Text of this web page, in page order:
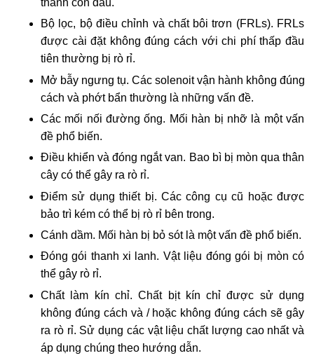
thành con dấu.
Bộ lọc, bộ điều chỉnh và chất bôi trơn (FRLs). FRLs
được cài đặt không đúng cách với chi phí thấp đầu
tiên thường bị rò rỉ.
Mở bẫy ngưng tụ. Các solenoit vận hành không đúng
cách và phớt bẩn thường là những vấn đề.
Các mối nối đường ống. Mối hàn bị nhỡ là một vấn
đề phổ biến.
Điều khiển và đóng ngắt van. Bao bì bị mòn qua thân
cây có thể gây ra rò rỉ.
Điểm sử dụng thiết bị. Các công cụ cũ hoặc được
bảo trì kém có thể bị rò rỉ bên trong.
Cánh dầm. Mối hàn bị bỏ sót là một vấn đề phổ biến.
Đóng gói thanh xi lanh. Vật liệu đóng gói bị mòn có
thể gây rò rỉ.
Chất làm kín chỉ. Chất bịt kín chỉ được sử dụng
không đúng cách và / hoặc không đúng cách sẽ gây
ra rò rỉ. Sử dụng các vật liệu chất lượng cao nhất và
áp dụng chúng theo hướng dẫn.